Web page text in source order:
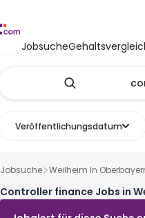
Jobsuche
Veröffentlichungsdatum
Jobsuche Weilheim In
Controller finance Jobs in